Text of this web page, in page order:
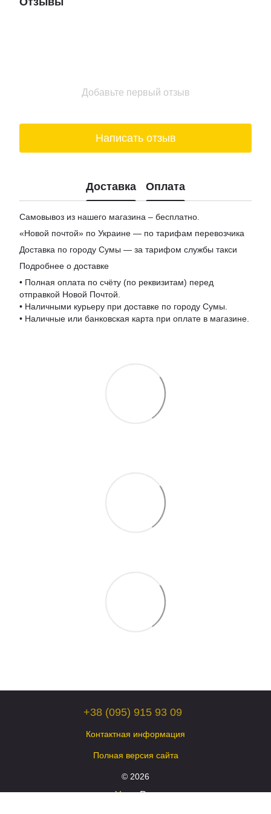
Купить шоколад в киеве
Добавьте первый отзыв
Написать отзыв
Доставка Оплата
Самовывоз из нашего магазина – бесплатно.
«Новой почтой» по Украине — по тарифам перевозчика
Доставка по городу Сумы — за тарифом службы такси
Подробнее о доставке
• Полная оплата по счёту (по реквизитам) перед
отправкой Новой Почтой.
• Наличными курьеру при доставке по городу Сумы.
• Наличные или банковская карта при оплате в магазине.
+38 (095) 915 93 09
Контактная информация
Полная версия сайта
© 2026
Укр Рус